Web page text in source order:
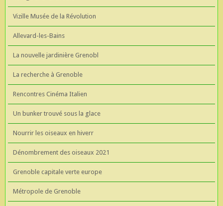
Vizille Musée de la Révolution
Allevard-les-Bains
La nouvelle jardinière Grenobl
La recherche à Grenoble
Rencontres Cinéma Italien
Un bunker trouvé sous la glace
Nourrir les oiseaux en hiverr
Dénombrement des oiseaux 2021
Grenoble capitale verte europe
Métropole de Grenoble